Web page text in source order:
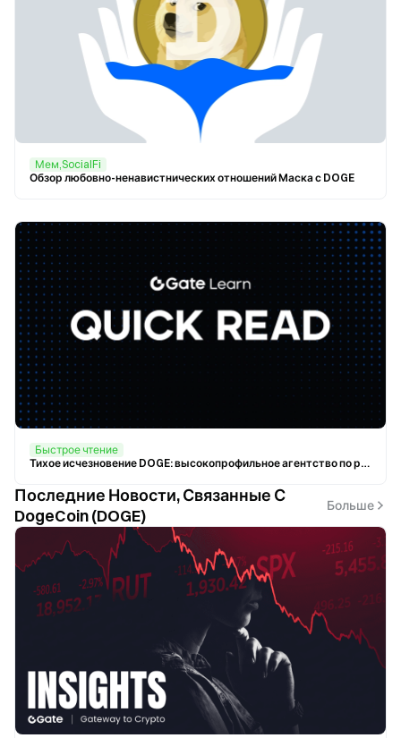
Мем,SocialFi
Обзор любовно-ненавистнических отношений Маска с DOGE
Быстрое чтение
Тихое исчезновение DOGE: высокопрофильное агентство по реформам было расформировано досрочно
Последние Новости, Связанные С
DogeCoin (DOGE)
Больше